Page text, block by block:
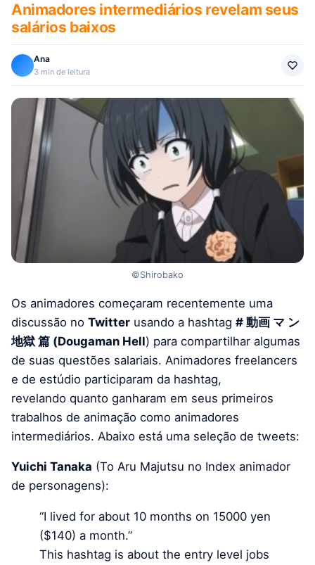
Animadores intermediários revelam seus
salários baixos
Ana
3 min de leitura
©Shirobako
Os animadores começaram recentemente uma
discussão no Twitter usando a hashtag # 動画 マ ​​ン
地獄 篇 (Dougaman Hell) para compartilhar algumas
de suas questões salariais. Animadores freelancers
e de estúdio participaram da hashtag,
revelando quanto ganharam em seus primeiros
trabalhos de animação como animadores
intermediários. Abaixo está uma seleção de tweets:
Yuichi Tanaka (To Aru Majutsu no Index animador
de personagens):
“I lived for about 10 months on 15000 yen
($140) a month.”
This hashtag is about the entry level jobs